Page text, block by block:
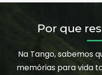
Por que
Na Tango, sabemos
memórias para vida